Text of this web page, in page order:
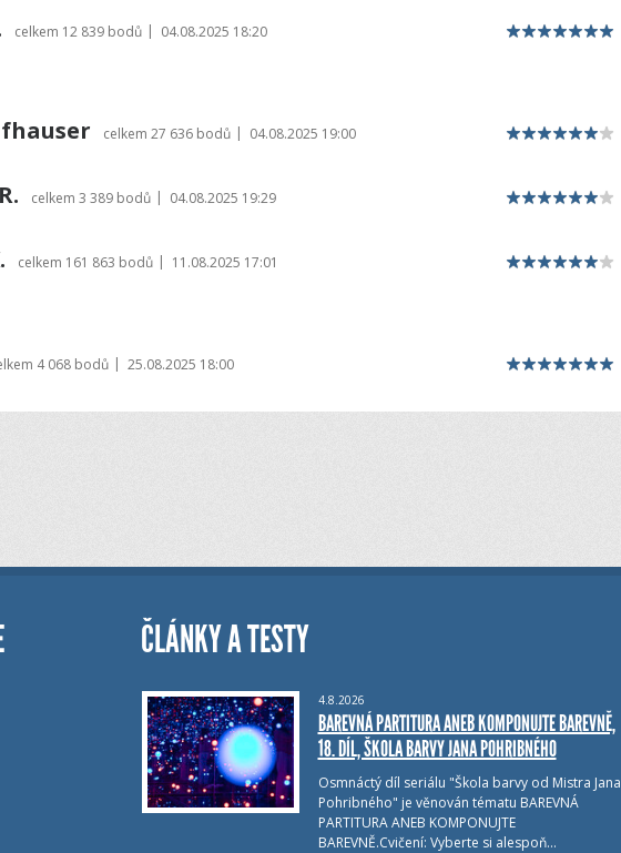
celkem 12 839 bodů | 04.08.2025 18:20
celkem 27 636 bodů | 04.08.2025 19:00
celkem 3 389 bodů | 04.08.2025 19:29
celkem 161 863 bodů | 11.08.2025 17:01
4 068 bodů | 25.08.2025 18:00
ČLÁNKY A TESTY
4.8.2026
BAREVNÁ PARTITURA ANEB KOMPONUJTE BAREVNĚ,
18. DÍL, ŠKOLA BARVY JANA POHRIBNÉHO
Osmnáctý díl seriálu "Škola barvy od Mistra Jana
Pohribného" je věnován tématu BAREVNÁ
PARTITURA ANEB KOMPONUJTE
BAREVNĚ.Cvičení: Vyberte si alespoň…